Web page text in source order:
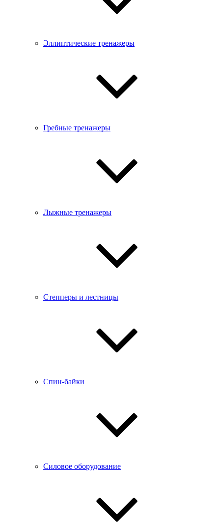
Эллиптические тренажеры
Гребные тренажеры
Лыжные тренажеры
Степперы и лестницы
Спин-байки
Силовое оборудование